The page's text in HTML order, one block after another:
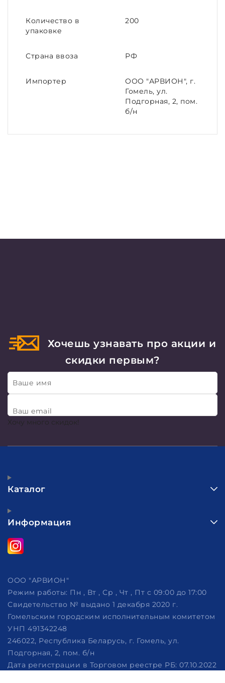
Количество в
упаковке
200
Страна ввоза РФ
Импортер
ООО "АРВИОН", г.
Гомель, ул.
Подгорная, 2, пом.
б/н
Хочешь узнавать про акции и
скидки первым?
Ваше имя
Ваш email
Хочу много скидок!
Каталог
Информация
ООО "АРВИОН"
Режим работы: Пн , Вт , Ср , Чт , Пт c 09:00 до 17:00
Свидетельство № выдано 1 декабря 2020 г.
Гомельским городским исполнительным комитетом
УНП 491342248
246022, Республика Беларусь, г. Гомель, ул.
Подгорная, 2, пом. б/н
Дата регистрации в Торговом реестре РБ: 07.10.2022